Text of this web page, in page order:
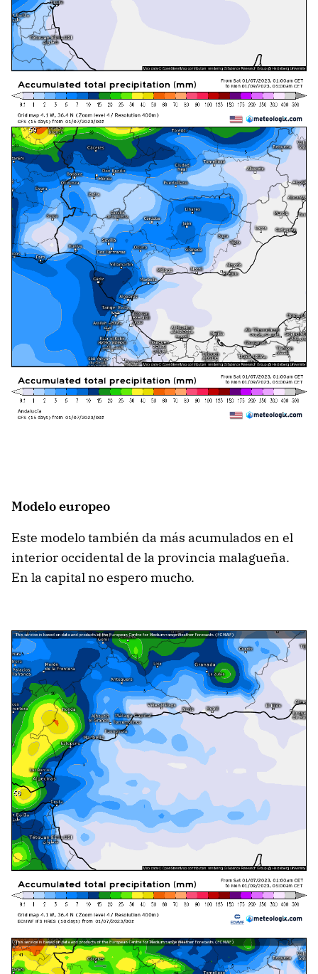
Modelo europeo
Este modelo también da más acumulados en el
interior occidental de la provincia malagueña.
En la capital no espero mucho.